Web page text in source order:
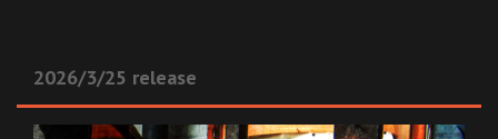
2026/3/25 release